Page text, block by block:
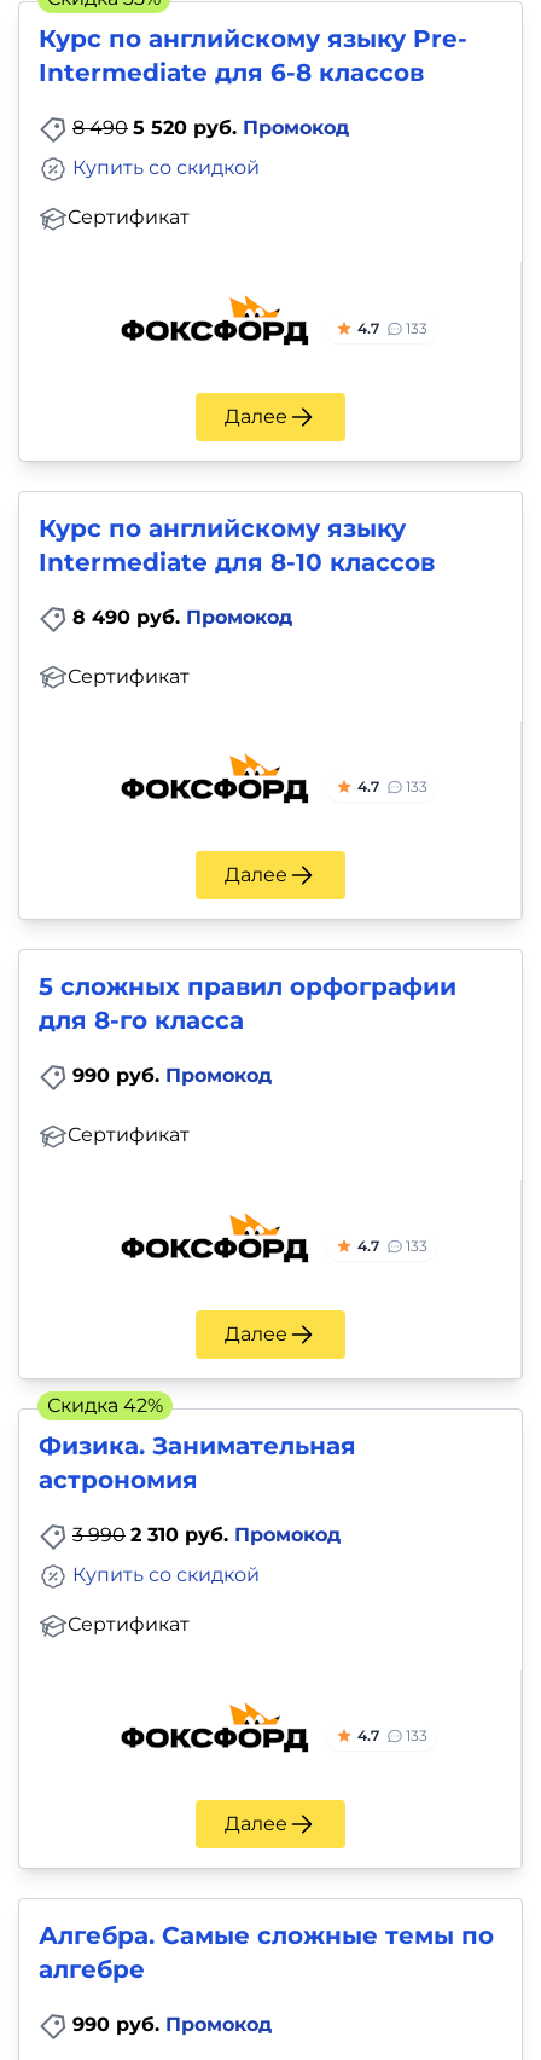
Курс по английскому языку Pre-
Intermediate для 6-8 классов
8 490 5 520 руб. Промокод
Сертификат
Купить со скидкой
4.7 133
Далее
Курс по английскому языку
Intermediate для 8-10 классов
8 490 руб. Промокод
Сертификат
4.7 133
Далее
5 сложных правил орфографии
для 8-го класса
990 руб. Промокод
Сертификат
4.7 133
Далее
Физика. Занимательная
астрономия
3 990 2 310 руб. Промокод
Сертификат
Купить со скидкой
4.7 133
Далее
Скидка 42%
Алгебра. Самые сложные темы по
алгебре
990 руб. Промокод